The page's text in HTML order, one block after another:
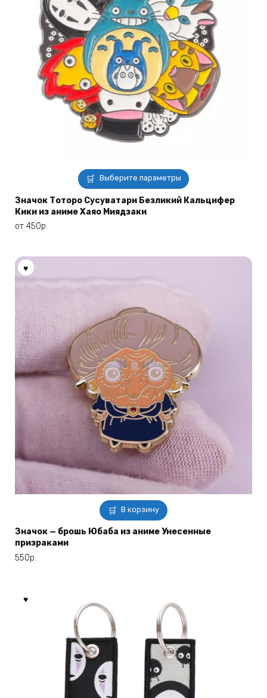
Выберите параметры
Этот
товар
имеет
несколько
Значок Тоторо Сусуватари Безликий Кальцифер
Кики из аниме Хаяо Миядзаки
от 450р.
В корзину
Значок — брошь Юбаба из аниме Унесенные
призраками
550р.